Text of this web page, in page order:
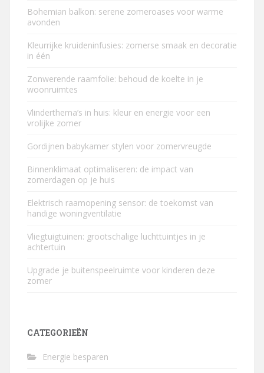
Bohemian balkon: serene zomeroases voor warme
avonden
Kleurrijke kruideninfusies: zomerse smaak en decoratie
in één
Zonwerende raamfolie: behoud de koelte in je
woonruimtes
Vlinderthema’s in huis: kleur en energie voor een
vrolijke zomer
Gordijnen babykamer stylen voor zomervreugde
Binnenklimaat optimaliseren: de impact van
zomerdagen op je huis
Elektrisch raamopening sensor: de toekomst van
handige woningventilatie
Vliegtuigtuinen: grootschalige luchttuintjes in je
achtertuin
Upgrade je buitenspeelruimte voor kinderen deze
zomer
CATEGORIEËN
Energie besparen